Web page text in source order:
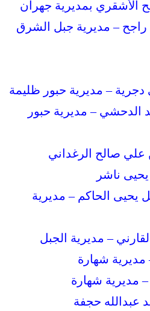
الدحشي – مديرية حبور
يحيى الحاكم – مديرية